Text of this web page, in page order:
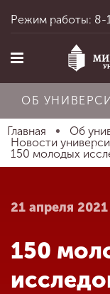
Режим работы: 8-
ОБ
Главная
Об
Новости
150 молодых
21 апреля 2021
150